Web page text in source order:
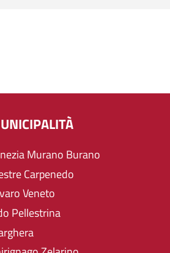
Murano Burano
Carpenedo
Veneto
Pellestrina